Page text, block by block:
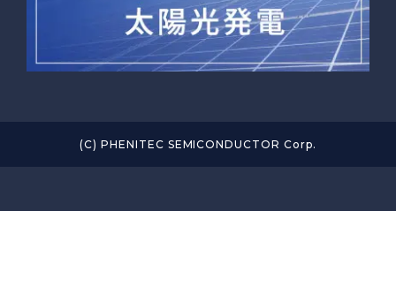
(C) PHENITEC SEMICONDUCTOR Corp.